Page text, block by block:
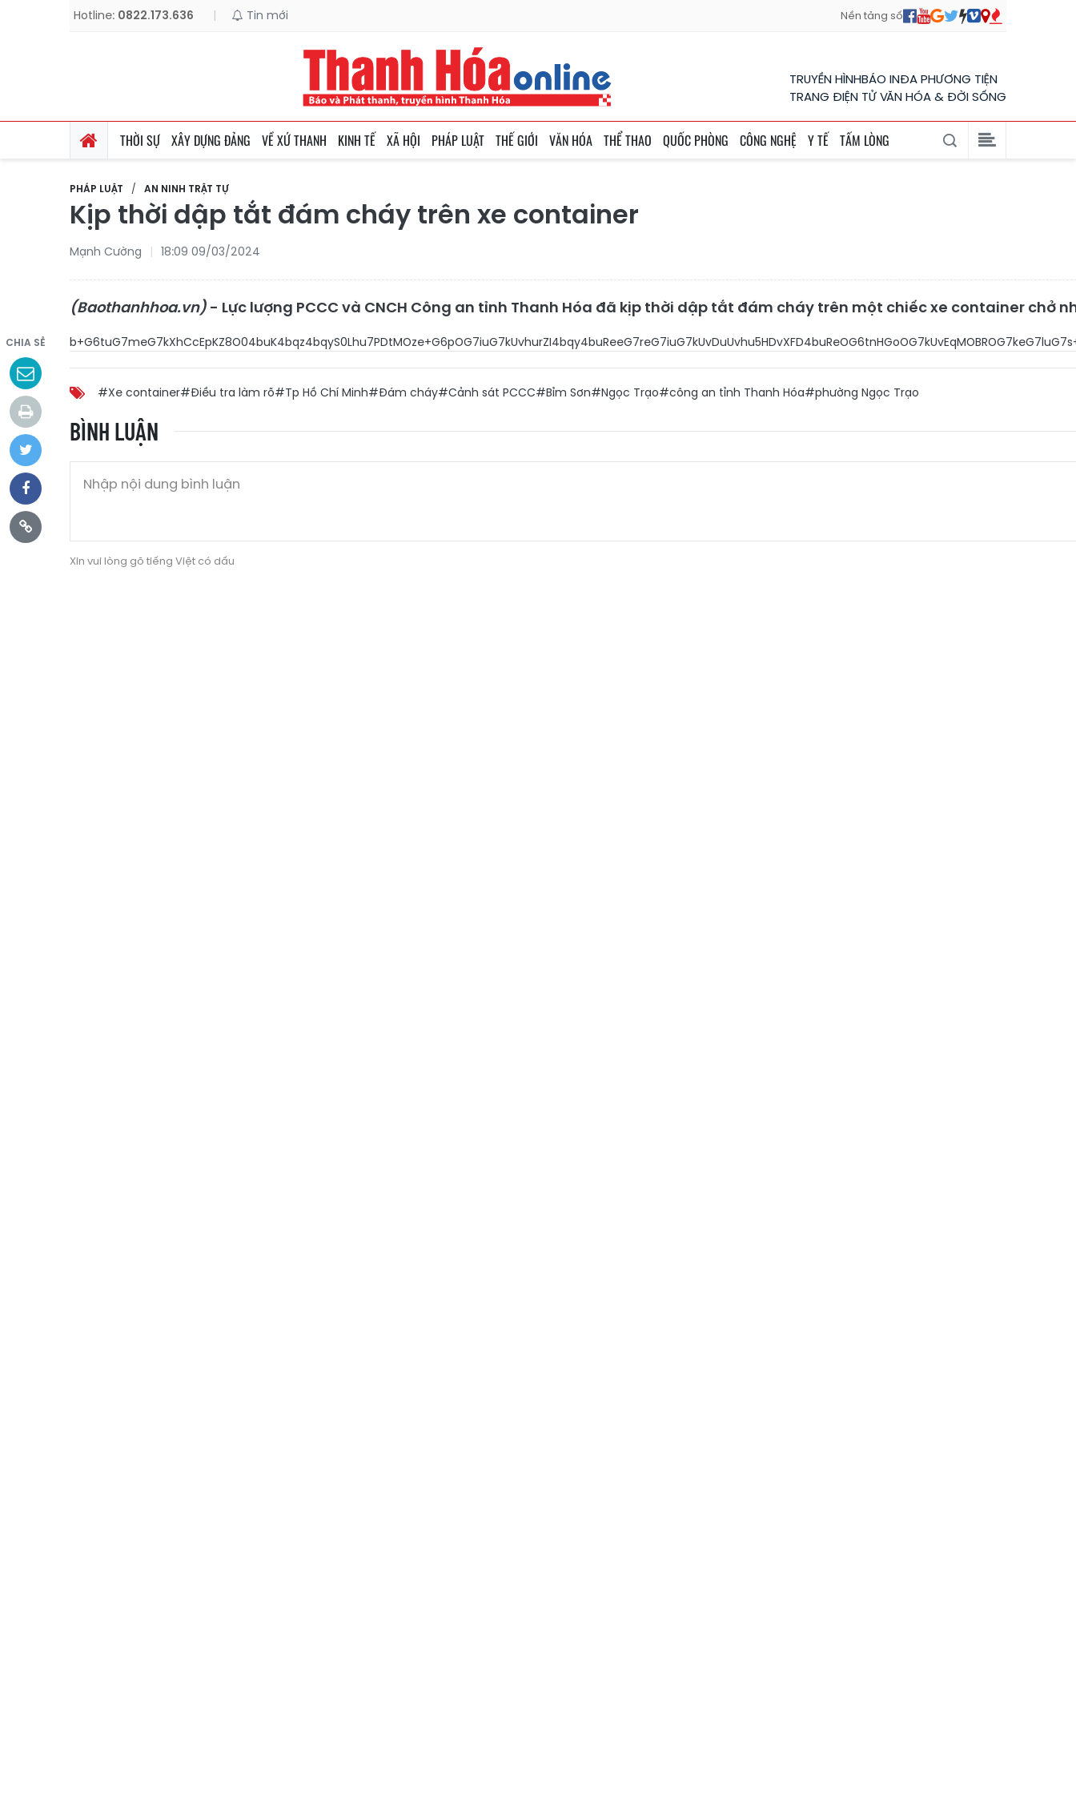
Hotline: 0822.173.636 | Tin mới Nền tảng số
TRUYỀN HÌNHBÁO INĐA PHƯƠNG TIỆN
TRANG ĐIỆN TỬ VĂN HÓA & ĐỜI SỐNG
THỜI SỰ XÂY DỰNG ĐẢNG VỀ XỨ THANH KINH TẾ XÃ HỘI PHÁP LUẬT THẾ GIỚI VĂN HÓA THỂ THAO QUỐC PHÒNG CÔNG NGHỆ Y TẾ TẤM LÒNG
PHÁP LUẬT AN NINH TRẬT TỰ
Kịp thời dập tắt đám cháy trên xe container
Mạnh Cường 18:09 09/03/2024
(Baothanhhoa.vn) - Lực lượng PCCC và CNCH Công an tỉnh Thanh Hóa đã kịp thời dập tắt đám cháy trên một chiếc xe container chở
CHIA SẺ
#Xe container#Điều tra làm rõ#Tp Hồ Chí Minh#Đám cháy#Cảnh sát PCCC#Bỉm Sơn#Ngọc Trạo#công an tỉnh Thanh Hóa#phường Ngọc Trạo
BÌNH LUẬN
Xin vui lòng gõ tiếng Việt có dấu